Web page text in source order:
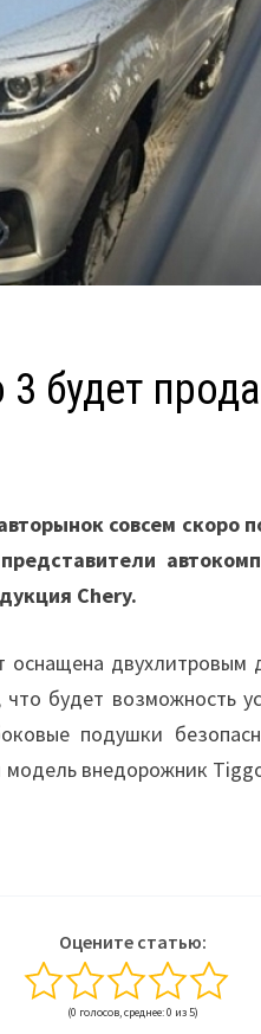
будет
совсем скоро
Chery.
будет возможность
подушки
модель внедорожник
Оцените статью:
(0 голосов, среднее: 0 из 5)